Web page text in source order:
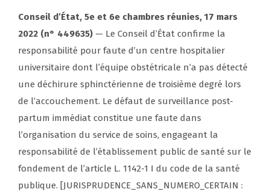
Conseil d’État, 5e et 6e chambres réunies, 17 mars
2022 (n° 449635) — Le Conseil d’État confirme la
responsabilité pour faute d’un centre hospitalier
universitaire dont l’équipe obstétricale n’a pas détecté
une déchirure sphinctérienne de troisième degré lors
de l’accouchement. Le défaut de surveillance post-
partum immédiat constitue une faute dans
l’organisation du service de soins, engageant la
responsabilité de l’établissement public de santé sur le
fondement de l’article L. 1142-1 I du code de la santé
publique. [JURISPRUDENCE_SANS_NUMERO_CERTAIN :